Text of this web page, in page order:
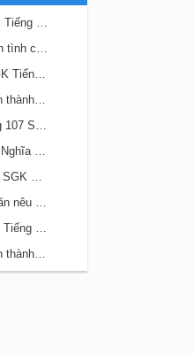
Bài 22 Đọc mở rộng trang 111 SGK Tiếng Việt 5 Kết nối tri thức tập 2
Bài 22 Luyện viết đoạn văn thể hiện tình cảm, cảm xúc về một sự việc trang 111 SGK Tiếng Việt 5 Kết nối tri thức tập 2
Bài 22 Bộ đội về làng trang 109 SGK Tiếng Việt 5 Kết nối tri thức tập 2
Bài 21 Viết đoạn văn nêu ý kiến tán thành một sự việc, hiện tượng (Bài viết số 2) trang 108 SGK Tiếng Việt 5 Kết nối tri thức tập 2
Bài 21 Luyện tập về câu ghép trang 107 SGK Tiếng Việt 5 Kết nối tri thức tập 2
Bài 21 Anh hùng lao động Trần Đại Nghĩa trang 106 SGK Tiếng Việt 5 Kết nối tri thức tập 2
Bài 20 Đền ơn đáp nghĩa trang 104 SGK Tiếng Việt 5 Kết nối tri thức tập 2
Bài 20 Đánh giá, chỉnh sửa đoạn văn nêu ý kiến tán thành một sự vật, hiện tượng trang 103 SGK Tiếng Việt 5 Kết nối tri thức tập 2
Bài 20 Cụ Đồ Chiểu trang 101 SGK Tiếng Việt 5 Kết nối tri thức tập 2
Bài 19 Viết đoạn văn nêu ý kiến tán thành một sự việc, hiện tượng (Bài viết số 1) trang 100 SGK Tiếng Việt 5 Kết nối tri thức tập 2